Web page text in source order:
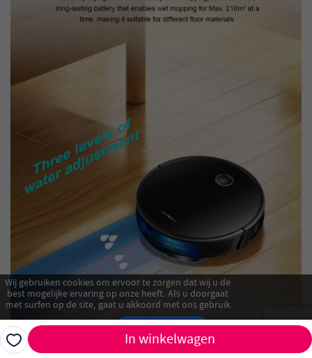
In winkelwagen
Wij gebruiken cookies om ervoor te zorgen dat wij u de
best mogelijke ervaring op onze heeft. Als u doorgaat
met surfen op de site, gaat u akkoord met ons gebruik
van cookies.
Akkoord
Alles afwijzen